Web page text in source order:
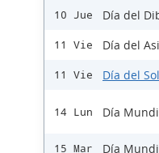
10 Jue Día del
11 Vie Día del
11 Vie Día del
14 Lun Día
15 Mar Día